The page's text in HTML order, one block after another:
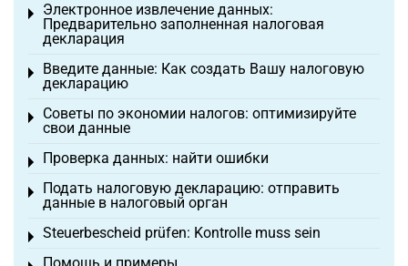
Электронное извлечение данных:
Предварительно заполненная налоговая
декларация
Toggle menu
Введите данные: Как создать Вашу налоговую
декларацию
Toggle menu
Советы по экономии налогов: оптимизируйте
свои данные
Toggle menu
Проверка данных: найти ошибки
Toggle menu
Подать налоговую декларацию: отправить
данные в налоговый орган
Toggle menu
Steuerbescheid prüfen: Kontrolle muss sein
Toggle menu